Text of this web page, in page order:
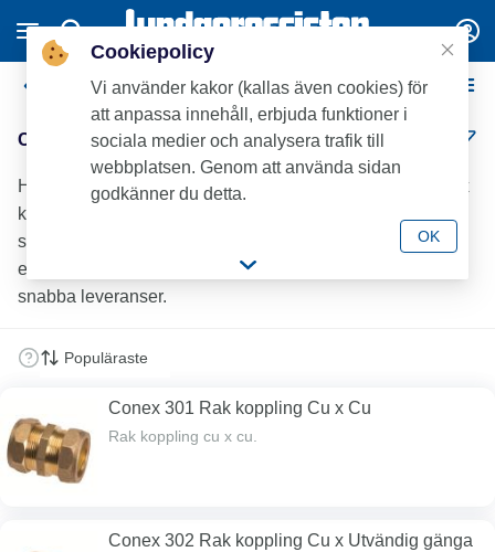
Conex Klämringskopplingar - Mässing
Conex Klämringskopplingar - Mässing (18)
Hos Lundagrossisten hittar du ett brett sortiment av Conex
klämringskopplingar.Som VVS-branschens mest
serviceinriktade grossist hjälper vi installatörer att arbeta
effektivt med fullsortimentslager, hög tillgänglighet och
snabba leveranser.
Conex 301 Rak koppling Cu x Cu
Rak koppling cu x cu.
Conex 302 Rak koppling Cu x Utvändig gänga
Cookiepolicy
Vi använder kakor (kallas även cookies) för
att anpassa innehåll, erbjuda funktioner i
sociala medier och analysera trafik till
webbplatsen. Genom att använda sidan
godkänner du detta.
OK